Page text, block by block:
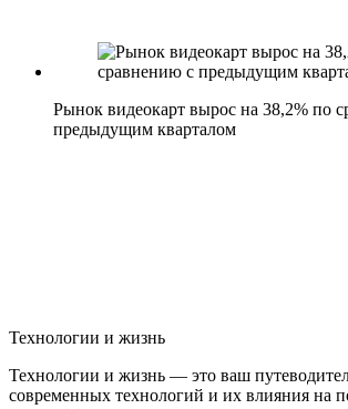
Рынок видеокарт вырос на 38,2% по
предыдущим кварталом
Технологии и жизнь
Технологии и жизнь — это ваш
современных технологий и их влияния на